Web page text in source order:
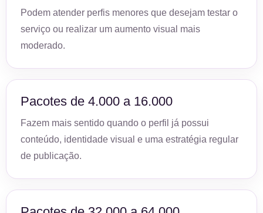
Podem atender perfis menores que desejam testar o
serviço ou realizar um aumento visual mais
moderado.
Pacotes de 4.000 a 16.000
Fazem mais sentido quando o perfil já possui
conteúdo, identidade visual e uma estratégia regular
de publicação.